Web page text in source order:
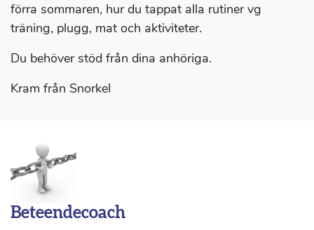
förra sommaren, hur du tappat alla rutiner vg
träning, plugg, mat och aktiviteter.
Du behöver stöd från dina anhöriga.
Kram från Snorkel
Beteendecoach